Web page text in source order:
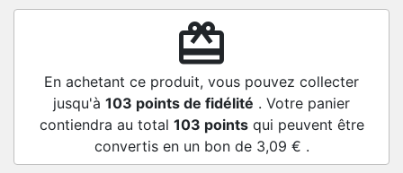
redeem
En achetant ce produit, vous pouvez collecter
jusqu'à 103 points de fidélité . Votre panier
contiendra au total 103 pointsqui peuvent être
convertis en un bon de 3,09 € .